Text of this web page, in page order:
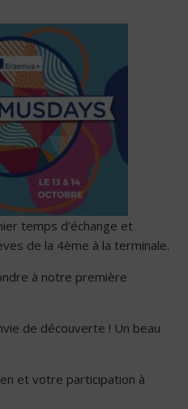
temps d’échange et
de la 4ème à la terminale.
à notre première
de découverte ! Un beau
et votre participation à